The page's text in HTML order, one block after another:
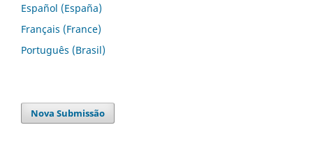
Español (España)
Français (France)
Português (Brasil)
Nova Submissão